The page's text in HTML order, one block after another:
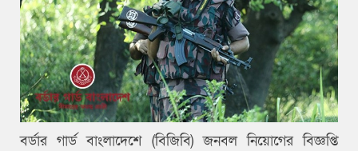
বর্ডার গার্ড বাংলাদেশে (বিজিবি) জনবল নিয়োগের বিজ্ঞপ্তি